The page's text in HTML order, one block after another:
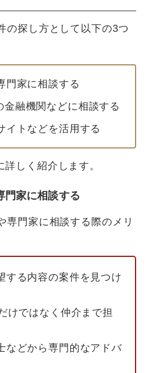
の探し方として以下の3つ
門家に相談する
金融機関などに相談する
イトなどを活用する
しく紹介します。
家に相談する
専門家に相談する際のメリ
する内容の案件を見つけ
けではなく仲介まで担
などから専門的なアドバ